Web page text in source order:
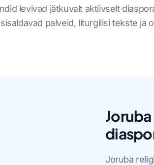
levivad jätkuvalt aktiivselt
palveid, liturgilisi tekste
Joruba